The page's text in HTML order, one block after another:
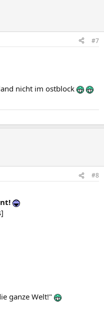
#7
nicht im ostblock
#8
ganze Welt!"